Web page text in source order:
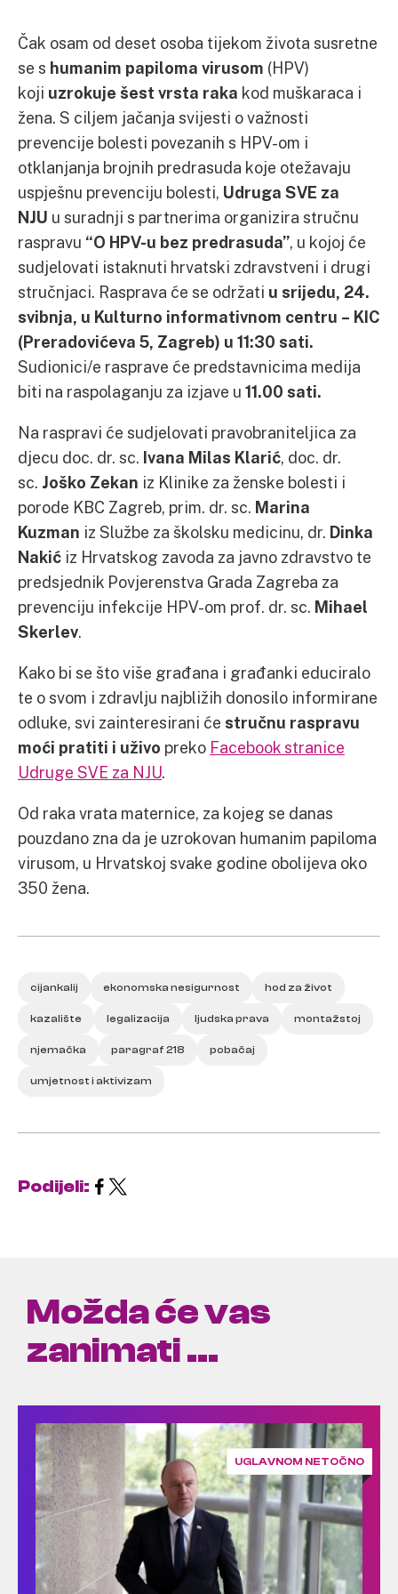
Čak osam od deset osoba tijekom života susretne
se s humanim papiloma virusom (HPV)
koji uzrokuje šest vrsta raka kod muškaraca i
žena. S ciljem jačanja svijesti o važnosti
prevencije bolesti povezanih s HPV-om i
otklanjanja brojnih predrasuda koje otežavaju
uspješnu prevenciju bolesti, Udruga SVE za
NJU u suradnji s partnerima organizira stručnu
raspravu “O HPV-u bez predrasuda”, u kojoj će
sudjelovati istaknuti hrvatski zdravstveni i drugi
stručnjaci. Rasprava će se održati u srijedu, 24.
svibnja, u Kulturno informativnom centru – KIC
(Preradovićeva 5, Zagreb) u 11:30 sati.
Sudionici/e rasprave će predstavnicima medija
biti na raspolaganju za izjave u 11.00 sati.
Na raspravi će sudjelovati pravobraniteljica za
djecu doc. dr. sc. Ivana Milas Klarić, doc. dr.
sc. Joško Zekan iz Klinike za ženske bolesti i
porode KBC Zagreb, prim. dr. sc. Marina
Kuzman iz Službe za školsku medicinu, dr. Dinka
Nakić iz Hrvatskog zavoda za javno zdravstvo te
predsjednik Povjerenstva Grada Zagreba za
prevenciju infekcije HPV-om prof. dr. sc. Mihael
Skerlev.
Kako bi se što više građana i građanki educiralo
te o svom i zdravlju najbližih donosilo informirane
odluke, svi zainteresirani će stručnu raspravu
moći pratiti i uživo preko Facebook stranice
Udruge SVE za NJU.
Od raka vrata maternice, za kojeg se danas
pouzdano zna da je uzrokovan humanim papiloma
virusom, u Hrvatskoj svake godine obolijeva oko
350 žena.
cijankalij ekonomska nesigurnost hod za život
kazalište legalizacija ljudska prava montažstoj
njemačka paragraf 218 pobačaj
umjetnost i aktivizam
Podijeli:
Možda će vas
zanimati ...
UGLAVNOM NETOČNO